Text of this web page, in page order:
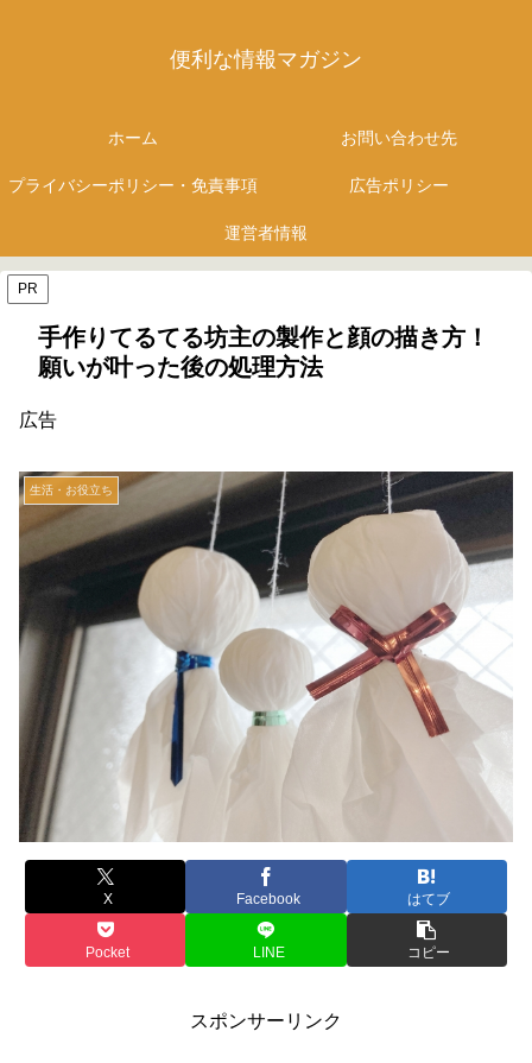
便利な情報マガジン
ホーム お問い合わせ先
プライバシーポリシー・免責事項 広告ポリシー
運営者情報
PR
手作りてるてる坊主の製作と顔の描き方！
願いが叶った後の処理方法
広告
生活・お役立ち
X Facebook はてブ
Pocket LINE コピー
スポンサーリンク